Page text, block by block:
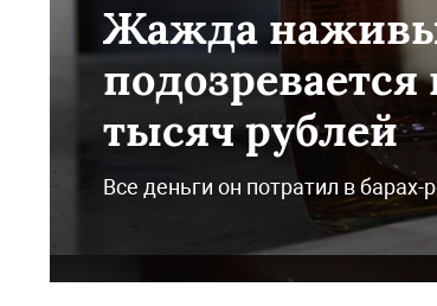
Жажда
тысяч рублей
Все деньги он потратил в барах-